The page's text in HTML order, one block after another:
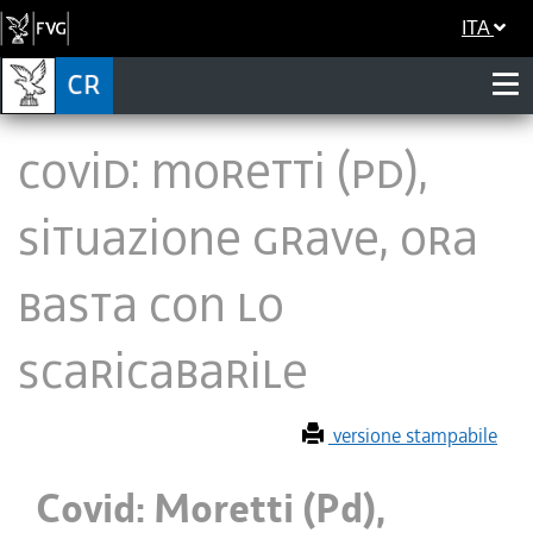
ITA
Covid: Moretti (Pd),
situazione grave, ora
basta con lo
scaricabarile
versione stampabile
Covid: Moretti (Pd),